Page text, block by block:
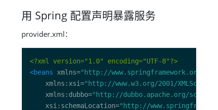
用 Spring 配置声明暴露服务
provider.xml：
<?xml version="1.0" encoding="UTF-8"?>
<beans xmlns="http://www.springframework.org/
    xmlns:xsi=
"http://www.w3.org/2001/
    xmlns:dubbo=
"http://dubbo.apache.org/schema/
    xsi:schemaLocation=
"http://